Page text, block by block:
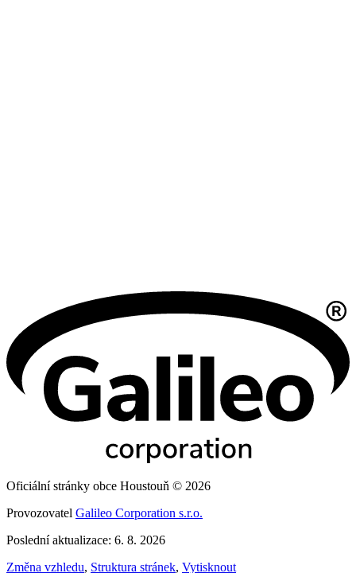
Oficiální stránky obce Houstouň © 2026
Provozovatel Galileo Corporation s.r.o.
Poslední aktualizace: 6. 8. 2026
Změna vzhledu, Struktura stránek, Vytisknout